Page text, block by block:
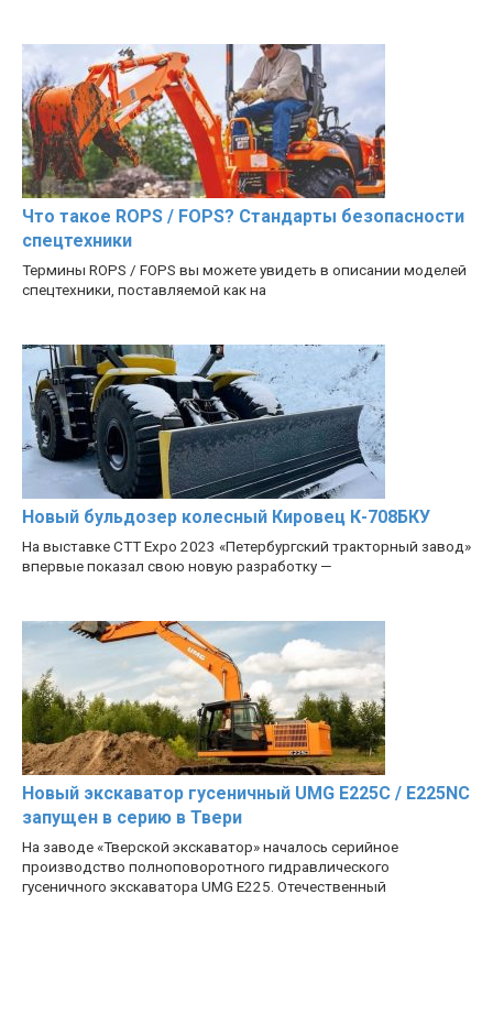
Что такое ROPS / FOPS? Стандарты безопасности
спецтехники
Термины ROPS / FOPS вы можете увидеть в описании моделей
спецтехники, поставляемой как на
Новый бульдозер колесный Кировец К-708БКУ
На выставке CTT Expo 2023 «Петербургский тракторный завод»
впервые показал свою новую разработку —
Новый экскаватор гусеничный UMG E225C / E225NC
запущен в серию в Твери
На заводе «Тверской экскаватор» началось серийное
производство полноповоротного гидравлического
гусеничного экскаватора UMG E225. Отечественный